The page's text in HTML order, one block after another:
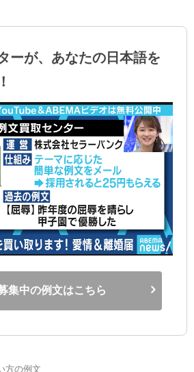
ーが、あなたの日本語を
集中の例文はこちら
方の例文